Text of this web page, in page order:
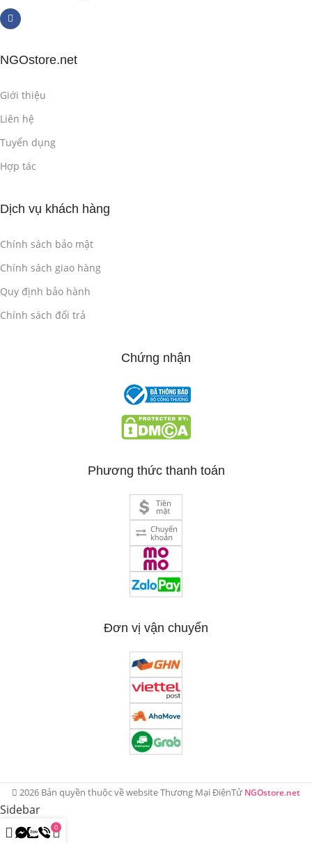
NGOstore.net
Giới thiệu
Liên hệ
Tuyển dụng
Hợp tác
Dịch vụ khách hàng
Chính sách bảo mật
Chính sách giao hàng
Quy định bảo hành
Chính sách đổi trả
Chứng nhận
Phương thức thanh toán
Đơn vị vận chuyển
2026 Bản quyền thuộc về website Thương Mại ĐiệnTử NGOstore.net
Sidebar
0